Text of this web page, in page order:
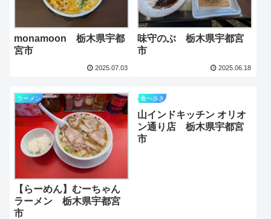
monamoon 栃木県宇都
宮市
2025.07.03
味守のぶ 栃木県宇都宮
市
2025.06.18
ラーメン
【らーめん】むーちゃん
ラーメン 栃木県宇都宮
市
食べ歩き
山インドキッチン オリオ
ン通り店 栃木県宇都宮
市